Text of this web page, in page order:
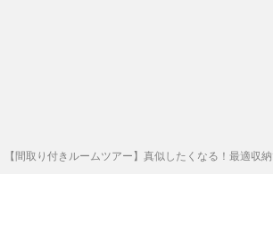
【間取り付きルームツアー】真似したくなる！最適